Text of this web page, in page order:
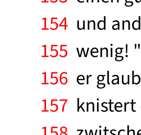
154 und
155 wenig!
156 er
157 knistert